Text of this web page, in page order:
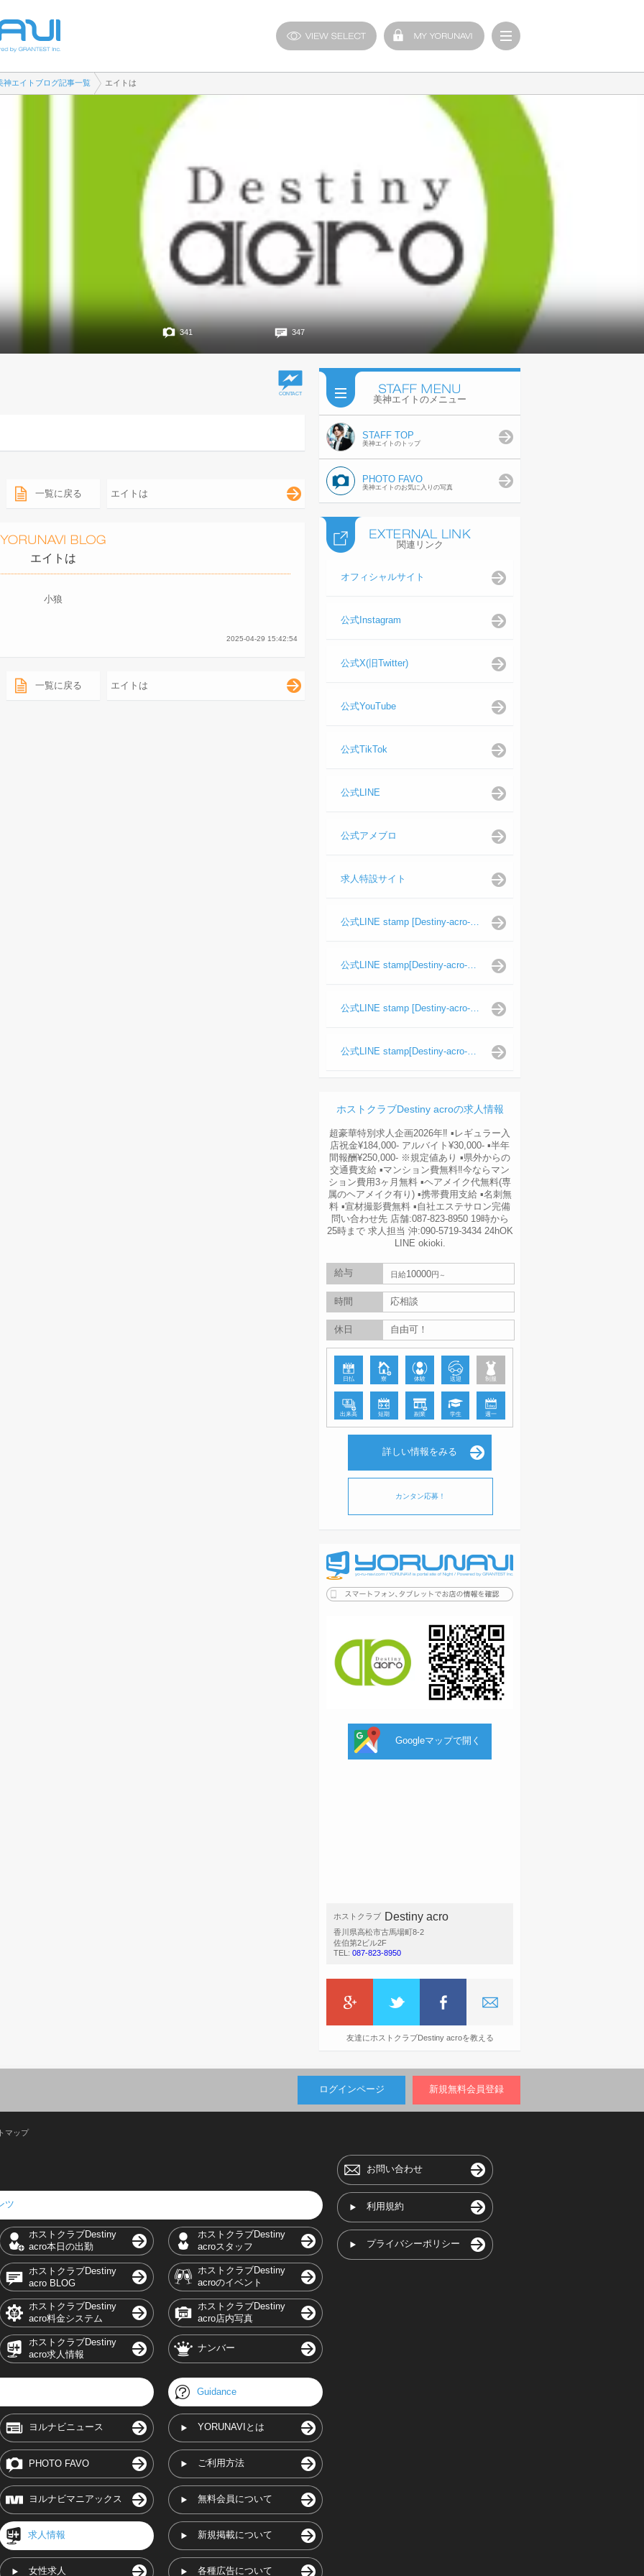
神エイトブログ記事一覧 エイトは
341 347
一覧に戻る エイトは
エイトは
小狼
2025-04-29 15:42:54
一覧に戻る エイトは
美神エイトのメニュー
STAFF TOP
美神エイトのトップ
PHOTO FAVO
美神エイトのお気に入りの写真
関連リンク
オフィシャルサイト
公式Instagram
公式X(旧Twitter)
公式YouTube
公式TikTok
公式LINE
公式アメブロ
求人特設サイト
公式LINE stamp [Destiny-acro-如月龍代表]
公式LINE stamp[Destiny-acro-日向よし代表代行]
公式LINE stamp [Destiny-acro-波旬]
公式LINE stamp[Destiny-acro-天照陽]
ホストクラブDestiny acroの求人情報
超豪華特別求人企画2026年‼︎ ▪️レギュラー入
店祝金¥184,000- アルバイト¥30,000- ▪️半年
間報酬¥250,000- ※規定値あり ▪️県外からの
交通費支給 ▪️マンション費無料‼︎今ならマン
ション費用3ヶ月無料 ▪️ヘアメイク代無料(専
属のヘアメイク有り) ▪️携帯費用支給 ▪️名刺無
料 ▪️宣材撮影費無料 ▪️自社エステサロン完備
問い合わせ先 店舗:087-823-8950 19時から
25時まで 求人担当 沖:090-5719-3434 24hOK
LINE okioki.
給与 日給10000円
時間 応相談
休日 自由可！
日払 寮 体験 送迎 制服
出来高 短期 副業 学生 週一
詳しい情報をみる
カンタン応募！
Googleマップで開く
ホストクラブ Destiny acro
香川県高松市古馬場町8-2
佐伯第2ビル2F
TEL: 087-823-8950
友達にホストクラブDestiny acroを教える
ログインページ 新規無料会員登録
マップ
ツ
ホストクラブDestiny
acro本日の出勤
ホストクラブDestiny
acroスタッフ
ホストクラブDestiny
acro BLOG
ホストクラブDestiny
acroのイベント
ホストクラブDestiny
acro料金システム
ホストクラブDestiny
acro店内写真
ホストクラブDestiny
acro求人情報
ナンバー
ヨルナビニュース
PHOTO FAVO
ヨルナビマニアックス
求人情報
女性求人
Guidance
YORUNAVIとは
ご利用方法
無料会員について
新規掲載について
各種広告について
お問い合わせ
利用規約
プライバシーポリシー